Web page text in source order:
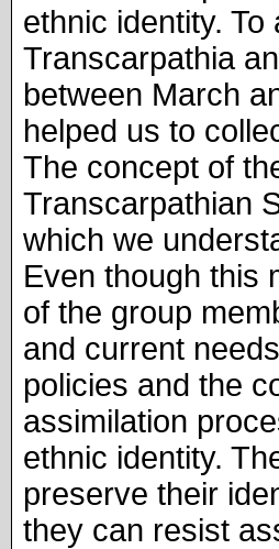
ethnic identity.
Transcarpathia
between March
helped us to
The concept of
Transcarpathian
which we
Even though this
of the group
and current
policies and the
assimilation
ethnic identity.
preserve their
they can resist